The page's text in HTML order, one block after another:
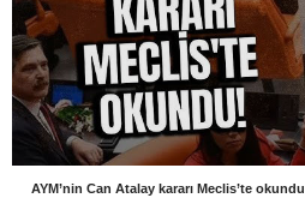
AYM’nin Can Atalay kararı Meclis’te okundu